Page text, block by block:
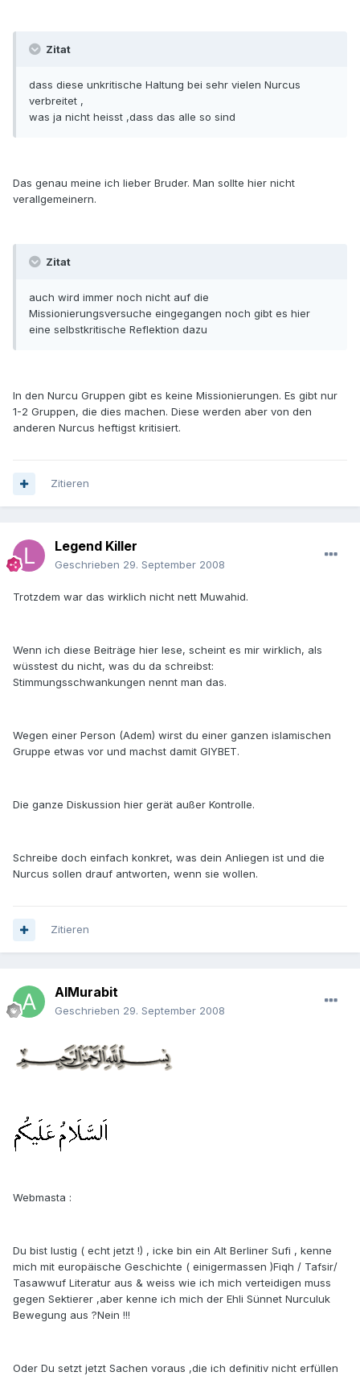
Zitat
dass diese unkritische Haltung bei sehr vielen Nurcus
verbreitet ,
was ja nicht heisst ,dass das alle so sind
Das genau meine ich lieber Bruder. Man sollte hier nicht
verallgemeinern.
Zitat
auch wird immer noch nicht auf die
Missionierungsversuche eingegangen noch gibt es hier
eine selbstkritische Reflektion dazu
In den Nurcu Gruppen gibt es keine Missionierungen. Es gibt nur
1-2 Gruppen, die dies machen. Diese werden aber von den
anderen Nurcus heftigst kritisiert.
Zitieren
Legend Killer
Geschrieben 29. September 2008
Trotzdem war das wirklich nicht nett Muwahid.
Wenn ich diese Beiträge hier lese, scheint es mir wirklich, als
wüsstest du nicht, was du da schreibst:
Stimmungsschwankungen nennt man das.
Wegen einer Person (Adem) wirst du einer ganzen islamischen
Gruppe etwas vor und machst damit GIYBET.
Die ganze Diskussion hier gerät außer Kontrolle.
Schreibe doch einfach konkret, was dein Anliegen ist und die
Nurcus sollen drauf antworten, wenn sie wollen.
Zitieren
AlMurabit
Geschrieben 29. September 2008
Webmasta :
Du bist lustig ( echt jetzt !) , icke bin ein Alt Berliner Sufi , kenne
mich mit europäische Geschichte ( einigermassen )Fiqh / Tafsir/
Tasawwuf Literatur aus & weiss wie ich mich verteidigen muss
gegen Sektierer ,aber kenne ich mich der Ehli Sünnet Nurculuk
Bewegung aus ?Nein !!!
Oder Du setzt jetzt Sachen voraus ,die ich definitiv nicht erfüllen